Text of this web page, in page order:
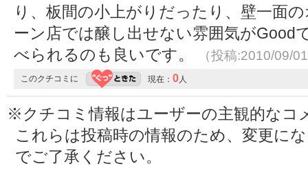
り、板間の小上がりだったり、壁一面
ーン店では醸し出せない雰囲気が
べられるのも良いです。
（投稿:2010/09/
このクチコミに 現在： 0人
※クチコミ情報はユーザーの主観的なコ
これらは投稿時の情報のため、変更に
でご了承ください。